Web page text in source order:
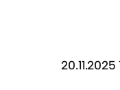
20.11.2025